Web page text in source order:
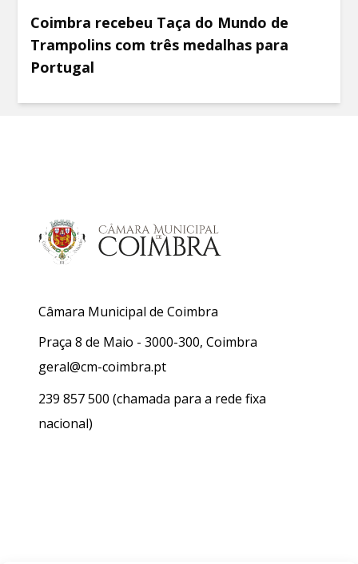
Coimbra recebeu Taça do Mundo de
Trampolins com três medalhas para
Portugal
Câmara Municipal de Coimbra
Praça 8 de Maio - 3000-300, Coimbra
geral@cm-coimbra.pt
239 857 500 (chamada para a rede fixa
nacional)